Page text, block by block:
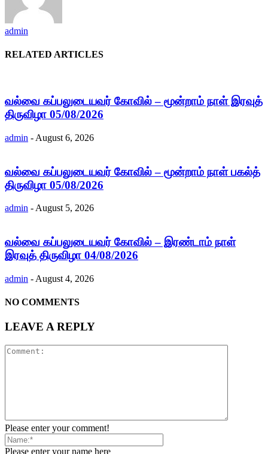
admin
RELATED ARTICLES
வல்வை கப்பலுடையவர் கோவில் – மூன்றாம் நாள் இரவுத்
திருவிழா 05/08/2026
admin - August 6, 2026
வல்வை கப்பலுடையவர் கோவில் – மூன்றாம் நாள் பகல்த்
திருவிழா 05/08/2026
admin - August 5, 2026
வல்வை கப்பலுடையவர் கோவில் – இரண்டாம் நாள்
இரவுத் திருவிழா 04/08/2026
admin - August 4, 2026
NO COMMENTS
LEAVE A REPLY
Please enter your comment!
Please enter your name here